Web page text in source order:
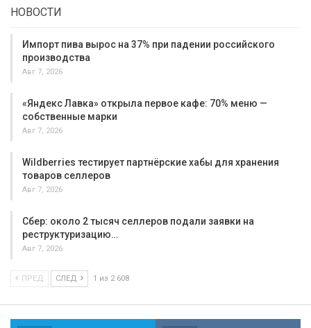
НОВОСТИ
Импорт пива вырос на 37% при падении российского
производства
Авг 7, 2026
«Яндекс Лавка» открыла первое кафе: 70% меню —
собственные марки
Авг 7, 2026
Wildberries тестирует партнёрские хабы для хранения
товаров селлеров
Авг 7, 2026
Сбер: около 2 тысяч селлеров подали заявки на
реструктуризацию…
Авг 7, 2026
ПРЕД СЛЕД 1 из 2 608